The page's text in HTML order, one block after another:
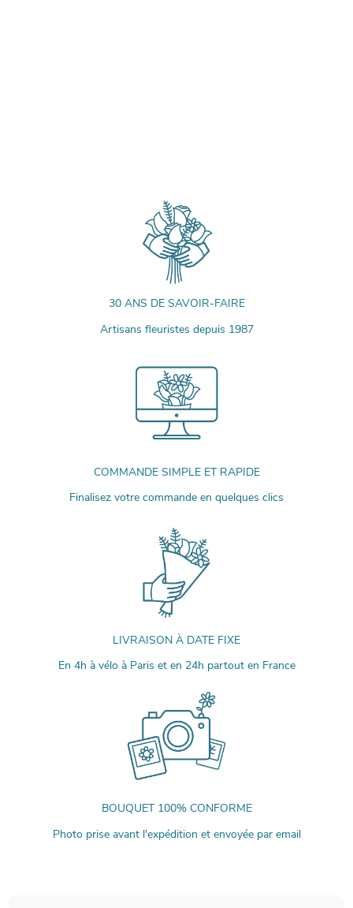
30 ANS DE SAVOIR-FAIRE
Artisans fleuristes depuis 1987
COMMANDE SIMPLE ET RAPIDE
Finalisez votre commande en quelques clics
LIVRAISON À DATE FIXE
En 4h à vélo à Paris et en 24h partout en France
BOUQUET 100% CONFORME
Photo prise avant l'expédition et envoyée par email